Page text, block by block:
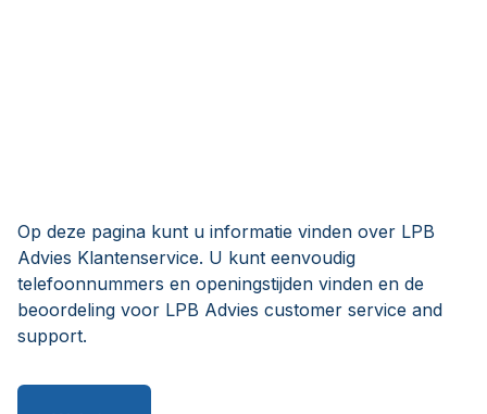
Op deze pagina kunt u informatie vinden over LPB
Advies Klantenservice. U kunt eenvoudig
telefoonnummers en openingstijden vinden en de
beoordeling voor LPB Advies customer service and
support.